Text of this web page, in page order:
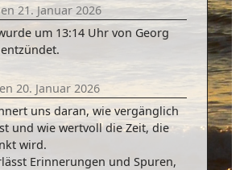
21. Januar 2026
um 13:14 Uhr von Georg
20. Januar 2026
uns daran, wie vergänglich
und wie wertvoll die Zeit, die
wird.
Erinnerungen und Spuren,